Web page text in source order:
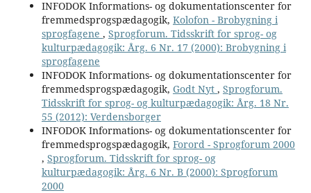
INFODOK Informations- og dokumentationscenter for
fremmedsprogspædagogik, Kolofon - Brobygning i
sprogfagene , Sprogforum. Tidsskrift for sprog- og
kulturpædagogik: Årg. 6 Nr. 17 (2000): Brobygning i
sprogfagene
INFODOK Informations- og dokumentationscenter for
fremmedsprogspædagogik, Godt Nyt , Sprogforum.
Tidsskrift for sprog- og kulturpædagogik: Årg. 18 Nr.
55 (2012): Verdensborger
INFODOK Informations- og dokumentationscenter for
fremmedsprogspædagogik, Forord - Sprogforum 2000
, Sprogforum. Tidsskrift for sprog- og
kulturpædagogik: Årg. 6 Nr. B (2000): Sprogforum
2000